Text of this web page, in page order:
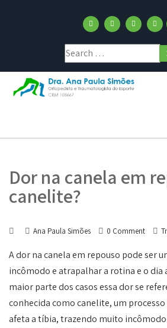
Dor na canela em
canelite?
Ana Paula Simões 0 Comment
A dor na canela em repouso pode ser
incômodo e atrapalhar a rotina e o dia
maior parte dos casos essa dor se
conhecida como canelite, um
afeta a tíbia, trazendo muito